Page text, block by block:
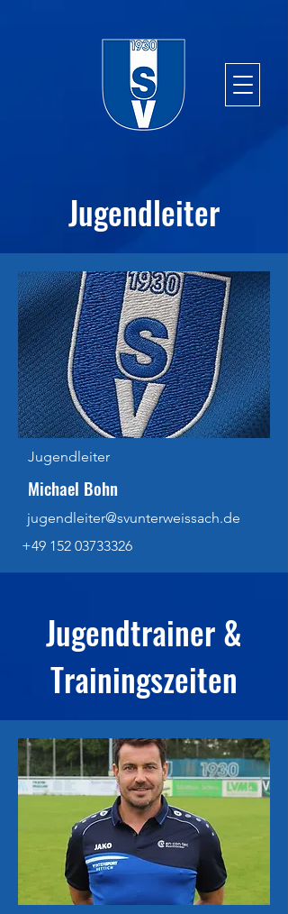
Jugendleiter
Jugendleiter
Michael Bohn
jugendleiter@svunterweissach.de
+49 152 03733326
Jugendtrainer &
Trainingszeiten